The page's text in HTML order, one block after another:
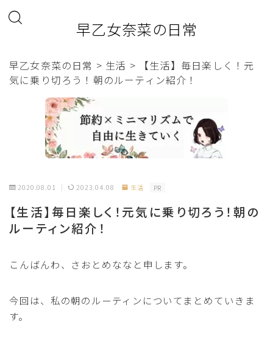
早乙女奈菜の日常
早乙女奈菜の日常 > 生活 >
【生活】毎日楽しく！元
気に乗り切ろう！朝のルーティン紹介！
2020.08.01 2023.04.08 生活 PR
【生活】毎日楽しく！元気に乗り切ろう！朝の
ルーティン紹介！
こんばんわ、さおとめななと申します。
今回は、私の朝のルーティンについてまとめていきま
す。